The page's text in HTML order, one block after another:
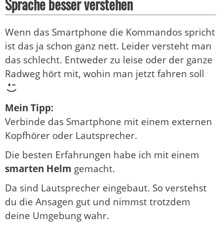
Sprache besser verstehen
Wenn das Smartphone die Kommandos spricht
ist das ja schon ganz nett. Leider versteht man
das schlecht. Entweder zu leise oder der ganze
Radweg hört mit, wohin man jetzt fahren soll
Mein Tipp:
Verbinde das Smartphone mit einem externen
Kopfhörer oder Lautsprecher.
Die besten Erfahrungen habe ich mit einem
smarten Helm gemacht.
Da sind Lautsprecher eingebaut. So verstehst
du die Ansagen gut und nimmst trotzdem
deine Umgebung wahr.